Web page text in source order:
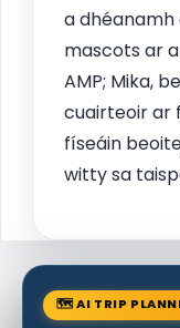
a
mascots ar
AMP; Mika,
cuairteoir ar
físeáin
witty sa
🗺 AI TRIP